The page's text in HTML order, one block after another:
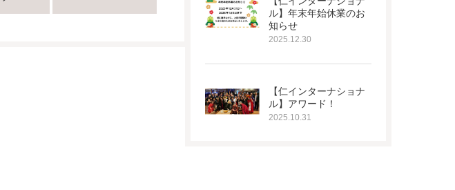
ル】年末年始休業のお
知らせ
2025.12.30
【仁インターナショナ
ル】アワード！
2025.10.31